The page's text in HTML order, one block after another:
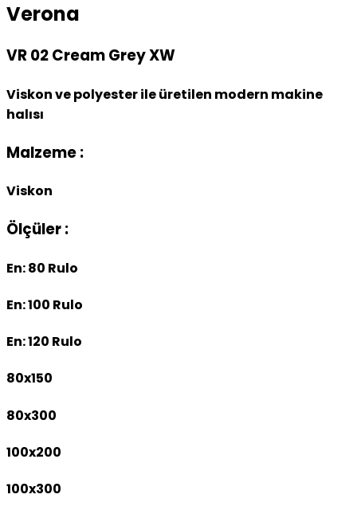
Verona
VR 02 Cream Grey XW
Viskon ve polyester ile üretilen modern makine
halısı
Malzeme :
Viskon
Ölçüler :
En: 80 Rulo
En: 100 Rulo
En: 120 Rulo
80x150
80x300
100x200
100x300